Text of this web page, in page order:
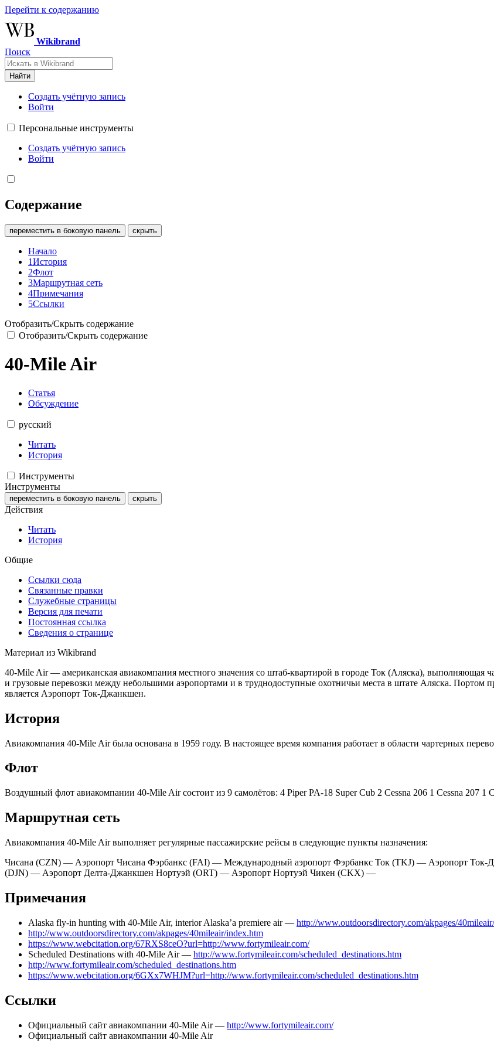
Перейти к содержанию
Wikibrand
Поиск
Найти
Создать учётную запись
Войти
Персональные инструменты
Создать учётную запись
Войти
Содержание
переместить в боковую панель скрыть
Начало
1История
2Флот
3Маршрутная сеть
4Примечания
5Ссылки
Отобразить/Скрыть содержание
Отобразить/Скрыть содержание
40-Mile Air
Статья
Обсуждение
русский
Читать
История
Инструменты
Инструменты
переместить в боковую панель скрыть
Действия
Читать
История
Общие
Ссылки сюда
Связанные правки
Служебные страницы
Версия для печати
Постоянная ссылка
Сведения о странице
Материал из Wikibrand
40-Mile Air — американская авиакомпания местного значения со штаб-квартирой в городе Ток (Аляска), выполняющая
и грузовые перевозки между небольшими аэропортами и в труднодоступные охотничьи места в штате Аляска. Портом
является Аэропорт Ток-Джанкшен.
История
Авиакомпания 40-Mile Air была основана в 1959 году. В настоящее время компания работает в области чартерных
Флот
Воздушный флот авиакомпании 40-Mile Air состоит из 9 самолётов: 4 Piper PA-18 Super Cub 2 Cessna 206 1 Cessna 207 1
Маршрутная сеть
Авиакомпания 40-Mile Air выполняет регулярные пассажирские рейсы в следующие пункты назначения:
Чисана (CZN) — Аэропорт Чисана Фэрбанкс (FAI) — Международный аэропорт Фэрбанкс Ток (TKJ) — Аэропорт
(DJN) — Аэропорт Делта-Джанкшен Нортуэй (ORT) — Аэропорт Нортуэй Чикен (CKX) —
Примечания
Alaska fly-in hunting with 40-Mile Air, interior Alaska’a premiere air — http://www.outdoorsdirectory.com/akpages/
http://www.outdoorsdirectory.com/akpages/40mileair/index.htm
https://www.webcitation.org/67RXS8ceO?url=http://www.fortymileair.com/
Scheduled Destinations with 40-Mile Air — http://www.fortymileair.com/scheduled_destinations.htm
http://www.fortymileair.com/scheduled_destinations.htm
https://www.webcitation.org/6GXx7WHJM?url=http://www.fortymileair.com/scheduled_destinations.htm
Ссылки
Официальный сайт авиакомпании 40-Mile Air — http://www.fortymileair.com/
Официальный сайт авиакомпании 40-Mile Air